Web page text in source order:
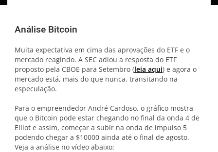
vietnamese
Análise Bitcoin
Muita expectativa em cima das aprovações do ETF e o
mercado reagindo. A SEC adiou a resposta do ETF
proposto pela CBOE para Setembro (leia aqui) e agora o
mercado está, mais do que nunca, transitando na
especulação.
Para o empreendedor André Cardoso, o gráfico mostra
que o Bitcoin pode estar chegando no final da onda 4 de
Elliot e assim, começar a subir na onda de impulso 5
podendo chegar a $10000 ainda até o final de agosto.
Veja a análise no vídeo abaixo: